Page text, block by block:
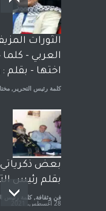
وترافع فيها
الشيخ طارق
الحكومة
الجنسية عن
آراء حرة مختارات 7 أبريل، 2023
الثورات
العربي -
اختها - بقلم :
كلمة رئيس التحرير ,
بعض ذكرياتي
بقلم رئيس
فن وثقافة, كلمة رئيس
28 أغسطس، 2021